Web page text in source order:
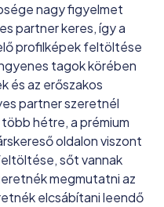
részesített kor
nagy figyelmet
partner keres, így a
profilképek feltöltése
tagok körében
és az erőszakos
partner szeretnél
hétre, a prémium
oldalon viszont
sőt vannak
megmutatni az
elcsábítani leendő